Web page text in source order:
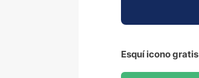
Esquí icono gratis